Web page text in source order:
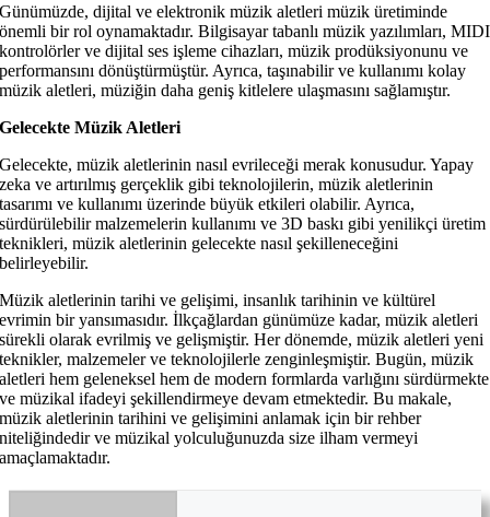
Günümüzde, dijital ve elektronik müzik aletleri müzik üretiminde
önemli bir rol oynamaktadır. Bilgisayar tabanlı müzik yazılımları, MIDI
kontrolörler ve dijital ses işleme cihazları, müzik prodüksiyonunu ve
performansını dönüştürmüştür. Ayrıca, taşınabilir ve kullanımı kolay
müzik aletleri, müziğin daha geniş kitlelere ulaşmasını sağlamıştır.
Gelecekte Müzik Aletleri
Gelecekte, müzik aletlerinin nasıl evrileceği merak konusudur. Yapay
zeka ve artırılmış gerçeklik gibi teknolojilerin, müzik aletlerinin
tasarımı ve kullanımı üzerinde büyük etkileri olabilir. Ayrıca,
sürdürülebilir malzemelerin kullanımı ve 3D baskı gibi yenilikçi üretim
teknikleri, müzik aletlerinin gelecekte nasıl şekilleneceğini
belirleyebilir.
Müzik aletlerinin tarihi ve gelişimi, insanlık tarihinin ve kültürel
evrimin bir yansımasıdır. İlkçağlardan günümüze kadar, müzik aletleri
sürekli olarak evrilmiş ve gelişmiştir. Her dönemde, müzik aletleri yeni
teknikler, malzemeler ve teknolojilerle zenginleşmiştir. Bugün, müzik
aletleri hem geleneksel hem de modern formlarda varlığını sürdürmekte
ve müzikal ifadeyi şekillendirmeye devam etmektedir. Bu makale,
müzik aletlerinin tarihini ve gelişimini anlamak için bir rehber
niteliğindedir ve müzikal yolculuğunuzda size ilham vermeyi
amaçlamaktadır.